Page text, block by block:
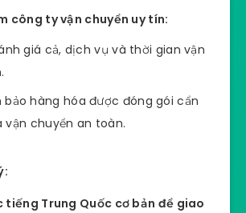
công ty vận chuyển uy tín:
giá cả, dịch vụ và thời gian vận
bảo hàng hóa được đóng gói cẩn
vận chuyển an toàn.
tiếng Trung Quốc cơ bản để giao